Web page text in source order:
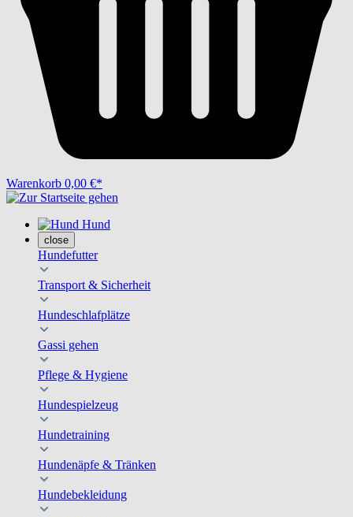
Warenkorb 0,00 €*
Hund
close
Hundefutter
Transport & Sicherheit
Hundeschlafplätze
Gassi gehen
Pflege & Hygiene
Hundespielzeug
Hundetraining
Hundenäpfe & Tränken
Hundebekleidung